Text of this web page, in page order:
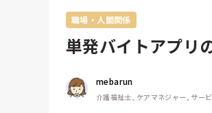
職場・人間関係
単発バイトアプリ
mebarun
介護福祉士, ケアマネジャー, サー